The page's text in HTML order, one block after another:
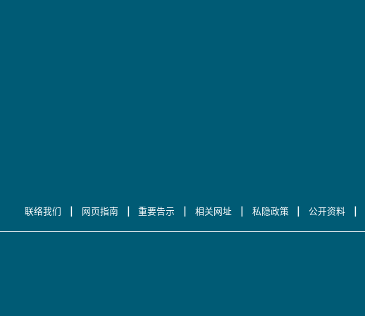
联络我们 | 网页指南 | 重要告示 | 相关网址 | 私隐政策 | 公开资料 |